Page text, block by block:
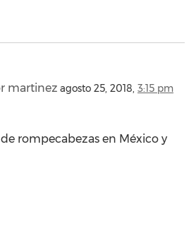
martinez agosto 25, 2018, 3:15 pm
rompecabezas en México y